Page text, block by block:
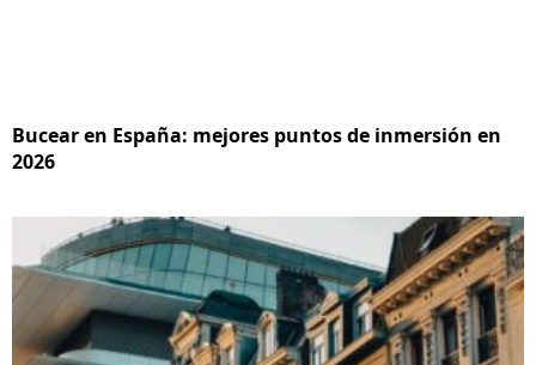
Bucear en España: mejores puntos de inmersión en
2026